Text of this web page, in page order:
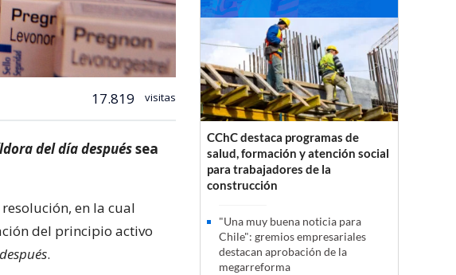
17.819 visitas
del día despuéssea
en la cual
del principio activo
.
CChC destaca programas de
salud, formación y atención social
para trabajadores de la
construcción
"Una muy buena noticia para
Chile": gremios empresariales
destacan aprobación de la
megarreforma